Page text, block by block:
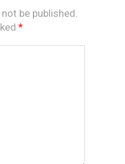
be published.
*